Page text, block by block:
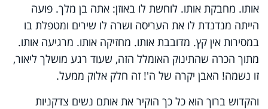
אותו. מחבקת אותו. לוחשת לו באוזן: אתה בן מלך. פועה
הייתה מנדנדת לו את העריסה ושרה לו שירים ומטפלת בו
במסירות אין קץ. מדובבת אותו. מחזיקה אותו. מרגיעה אותו.
מתוך הכרה שהתינוק האומלל הזה, שעוד רגע מושלך ליאור,
זו נשמה! האבן יקרה של ה'! זה חלק אלוק ממעל.
והקדוש ברוך הוא כל כך הוקיר את אותם נשים צדקניות